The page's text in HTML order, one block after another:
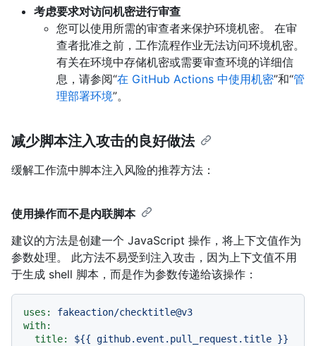
考虑要求对访问机密进行审查
您可以使用所需的审查者来保护环境机密。 在审
查者批准之前，工作流程作业无法访问环境机密。
有关在环境中存储机密或需要审查环境的详细信
息，请参阅“在 GitHub Actions 中使用机密”和“管
理部署环境”。
减少脚本注入攻击的良好做法
缓解工作流中脚本注入风险的推荐方法：
使用操作而不是内联脚本
建议的方法是创建一个 JavaScript 操作，将上下文值作为
参数处理。 此方法不易受到注入攻击，因为上下文值不用
于生成 shell 脚本，而是作为参数传递给该操作：
uses:
fakeaction/checktitle@v3
with:
title:
${{ github.event.pull_request.title }}